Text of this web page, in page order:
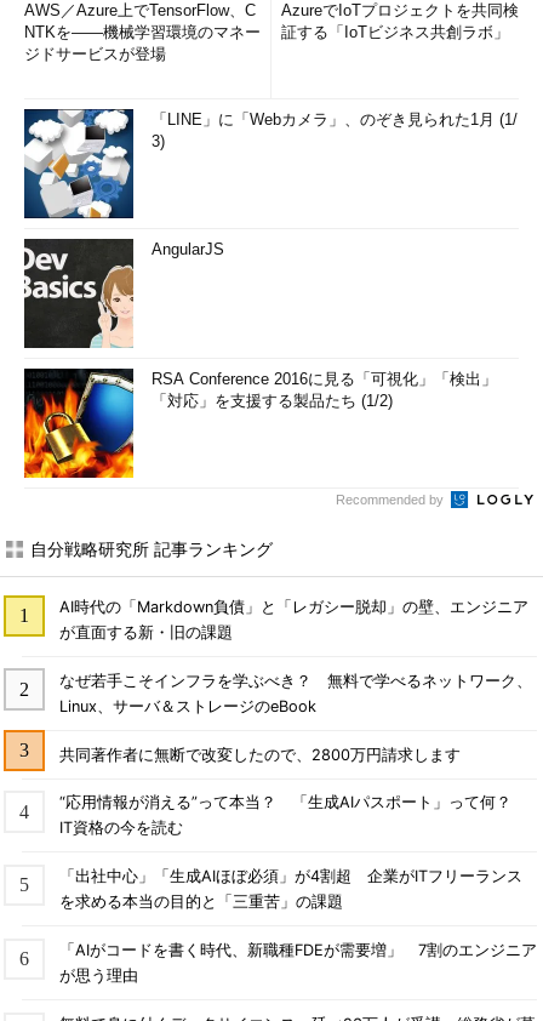
AWS／Azure上でTensorFlow、C
NTKを――機械学習環境のマネー
ジドサービスが登場
AzureでIoTプロジェクトを共同検
証する「IoTビジネス共創ラボ」
「LINE」に「Webカメラ」、のぞき見られた1月 (1/
3)
AngularJS
RSA Conference 2016に見る「可視化」「検出」
「対応」を支援する製品たち (1/2)
Recommended by
自分戦略研究所 記事ランキング
AI時代の「Markdown負債」と「レガシー脱却」の壁、エンジニア
が直面する新・旧の課題
なぜ若手こそインフラを学ぶべき？ 無料で学べるネットワーク、
Linux、サーバ＆ストレージのeBook
共同著作者に無断で改変したので、2800万円請求します
“応用情報が消える”って本当？ 「生成AIパスポート」って何？
IT資格の今を読む
「出社中心」「生成AIほぼ必須」が4割超 企業がITフリーランス
を求める本当の目的と「三重苦」の課題
「AIがコードを書く時代、新職種FDEが需要増」 7割のエンジニア
が思う理由